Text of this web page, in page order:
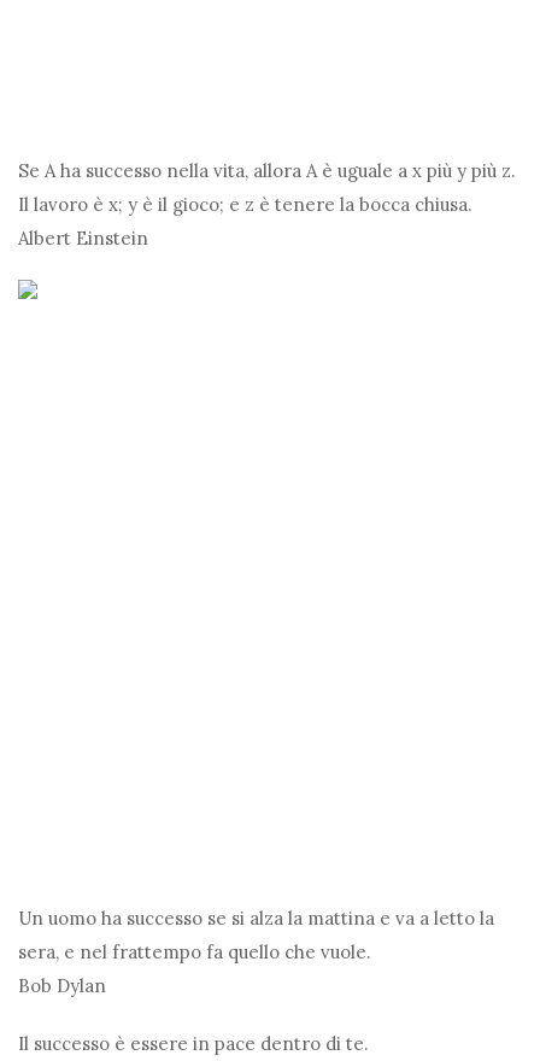
Se A ha successo nella vita, allora A è uguale a x più y più z.
Il lavoro è x; y è il gioco; e z è tenere la bocca chiusa.
Albert Einstein
Un uomo ha successo se si alza la mattina e va a letto la
sera, e nel frattempo fa quello che vuole.
Bob Dylan
Il successo è essere in pace dentro di te.